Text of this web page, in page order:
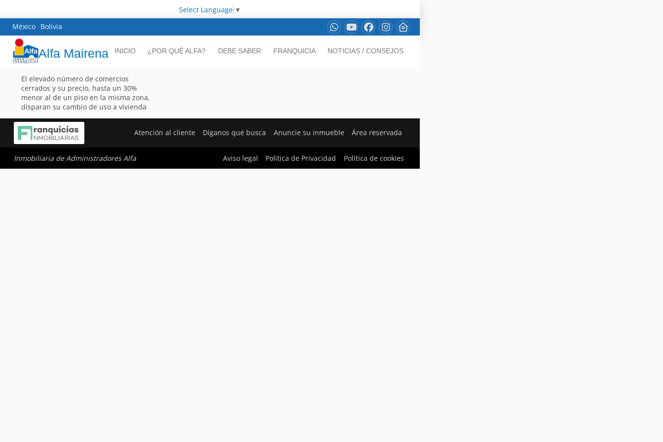
Select Language ▼
México Bolivia
Alfa Mairena INICIO ¿POR QUÉ ALFA? DEBE SABER FRANQUICIA NOTICIAS / CONSEJOS
El elevado número de comercios
cerrados y su precio, hasta un 30%
menor al de un piso en la misma zona,
disparan su cambio de uso a vivienda
Atención al cliente Díganos qué busca Anuncie su inmueble Área reservada
Inmobiliaria de Administradores Alfa Aviso legal Política de Privacidad Política de cookies